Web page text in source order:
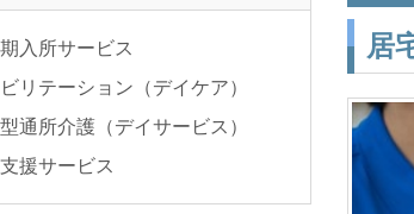
居
入所サービス
リテーション（デイケア）
通所介護（デイサービス）
援サービス